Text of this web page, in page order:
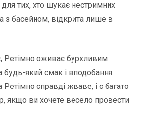
тих, хто шукає нестримних
з басейном, відкрита лише в
Ретімно оживає бурхливим
будь-який смак і вподобання.
Ретімно справді жваве, і є багато
якщо ви хочете весело провести